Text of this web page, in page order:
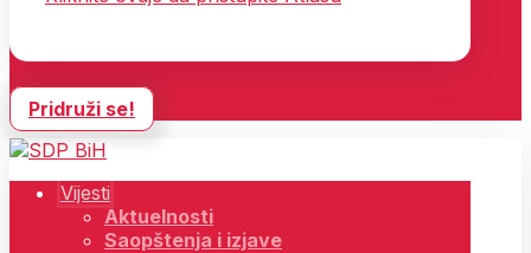
Pridruži se!
Vijesti
Aktuelnosti
Saopštenja i izjave